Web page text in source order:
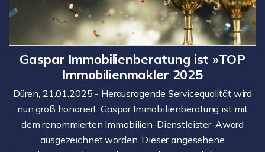
Gaspar Immobilienberatung ist »TOP
Immobilienmakler 2025
Düren, 21.01.2025 - Herausragende Servicequalität wird
nun groß honoriert: Gaspar Immobilienberatung ist mit
dem renommierten Immobilien-Dienstleister-Award
ausgezeichnet worden. Dieser angesehene